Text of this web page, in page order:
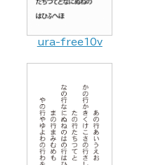
ura-free10v